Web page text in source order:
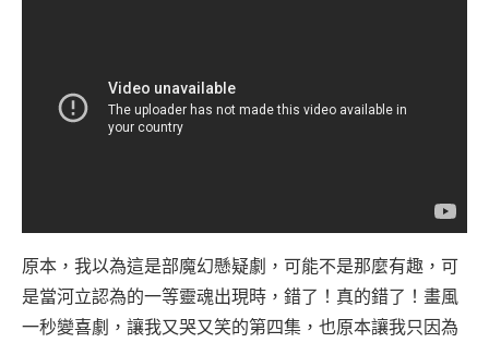
原本，我以為這是部魔幻懸疑劇，可能不是那麼有趣，可
是當河立認為的一等靈魂出現時，錯了！真的錯了！畫風
一秒變喜劇，讓我又哭又笑的第四集，也原本讓我只因為